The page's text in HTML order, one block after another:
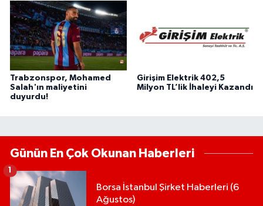
Trabzonspor, Mohamed
Salah'ın maliyetini
duyurdu!
Girişim Elektrik 402,5
Milyon TL’lik İhaleyi Kazandı
Günün En Çok Okunan Haberleri
Borsa İstanbul Şirket Haberleri (6
Ağustos)